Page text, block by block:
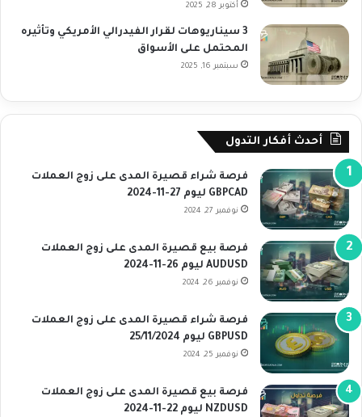
أكتوبر 28, 2025
3 سيناريوهات لقرار الفيدرالي الأمريكي وتأثيره
المحتمل على الأسواق
سبتمبر 16, 2025
أحدث أفكار التدول
فرصة شراء قصيرة المدى على زوج العملات
GBPCAD ليوم 27-11-2024
نوفمبر 27, 2024
فرصة بيع قصيرة المدى على زوج العملات
AUDUSD ليوم 26-11-2024
نوفمبر 26, 2024
فرصة شراء قصيرة المدى على زوج العملات
GBPUSD ليوم 25/11/2024
نوفمبر 25, 2024
فرصة بيع قصيرة المدى على زوج العملات
NZDUSD ليوم 22-11-2024